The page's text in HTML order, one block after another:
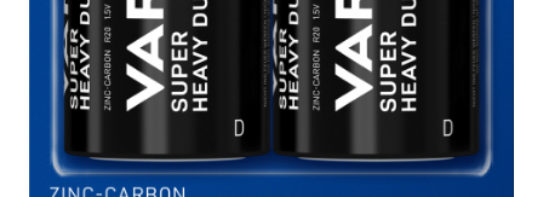
Controlere solare
MPPT
Convertoare de tensiune
Sisteme de stocare energie
LiFePO4